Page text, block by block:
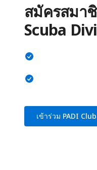
สมัครสมา
Scuba
เข้าร่วม PADI Club